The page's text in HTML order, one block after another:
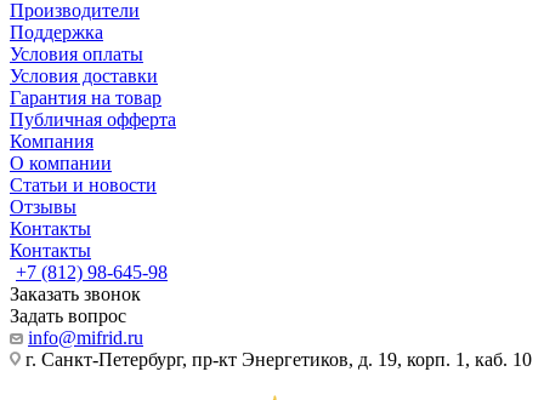
Производители
Поддержка
Условия оплаты
Условия доставки
Гарантия на товар
Публичная офферта
Компания
О компании
Статьи и новости
Отзывы
Контакты
Контакты
+7 (812) 98-645-98
Заказать звонок
Задать вопрос
info@mifrid.ru
г. Санкт-Петербург, пр-кт Энергетиков, д. 19, корп. 1, каб. 10